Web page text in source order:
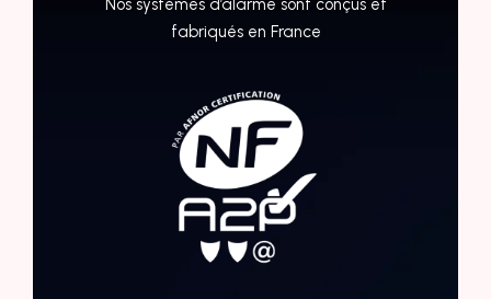
Nos systèmes d’alarme sont conçus et
fabriqués en France